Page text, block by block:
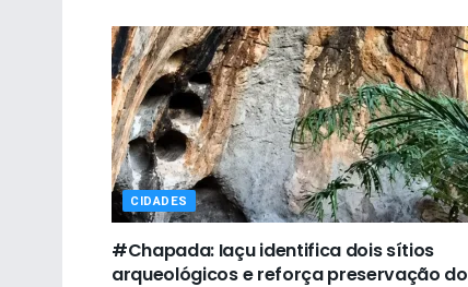
CIDADES
#Chapada: Iaçu identifica dois sítios
arqueológicos e reforça preservação do